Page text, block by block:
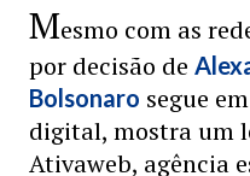
Mesmo com as
por decisão de
Bolsonaro segue
digital, mostra um
Ativaweb, agência